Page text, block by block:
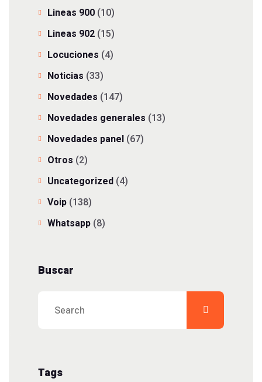
Lineas 900 (10)
Lineas 902 (15)
Locuciones (4)
Noticias (33)
Novedades (147)
Novedades generales (13)
Novedades panel (67)
Otros (2)
Uncategorized (4)
Voip (138)
Whatsapp (8)
Buscar
Tags